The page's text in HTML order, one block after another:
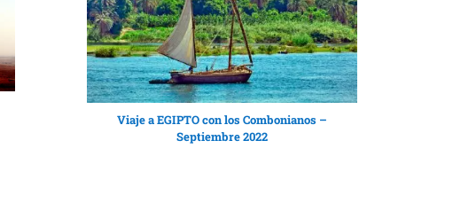
Viaje a EGIPTO con los Combonianos –
Septiembre 2022